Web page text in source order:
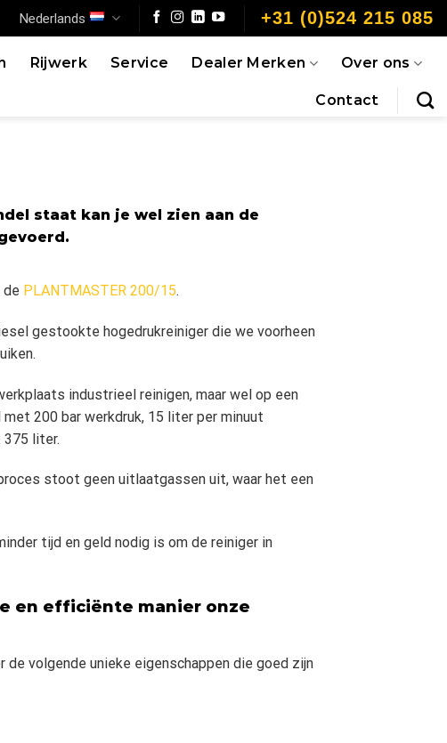
Nederlands +31 (0)524 215 085
Rijwerk Service Dealer Merken Over ons
Contact
staat kan je wel zien aan de
de PLANTMASTER 200/15.
gestookte hogedrukreiniger die we voorheen
industrieel reinigen, maar wel op een
200 bar werkdruk, 15 liter per minuut
liter.
stoot geen uitlaatgassen uit, waar het een
tijd en geld nodig is om de reiniger in
en efficiënte manier onze
volgende unieke eigenschappen die goed zijn